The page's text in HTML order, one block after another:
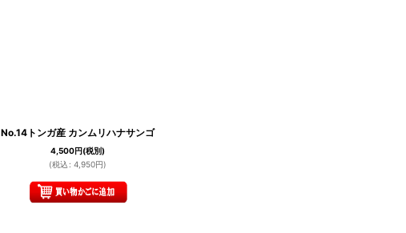
No.14トンガ産 カンムリハナサンゴ
4,500円(税別)
(税込 : 4,950円)